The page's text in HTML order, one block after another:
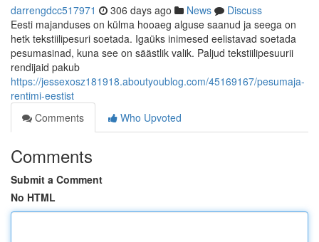
darrengdcc517971 306 days ago News
Discuss
Eesti majanduses on külma hooaeg alguse saanud ja seega on
hetk tekstiilipesuri soetada. Igaüks inimesed eelistavad soetada
pesumasinad, kuna see on säästlik valik. Paljud tekstiilipesuurii
rendijaid pakub
https://jessexosz181918.aboutyoublog.com/45169167/pesumaja-
rentimi-eestist
Comments
Who Upvoted
Comments
Submit a Comment
No HTML